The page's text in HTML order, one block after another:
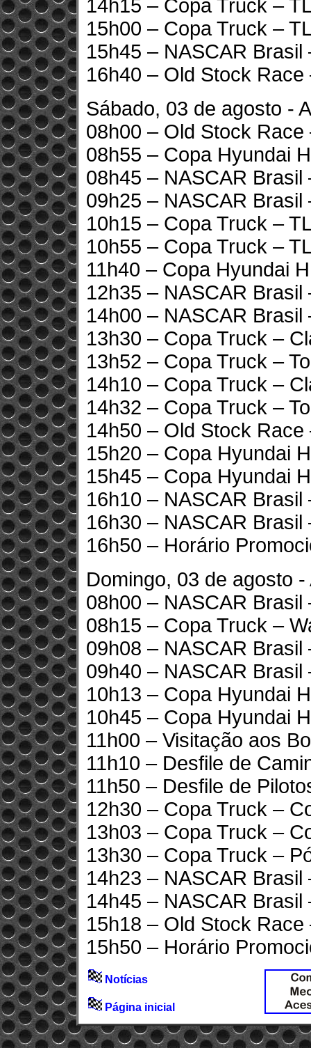
14h15 – Copa Truck –
15h00 – Copa Truck –
15h45 – NASCAR Brasil
16h40 – Old Stock Race
Sábado, 03 de agosto -
08h00 – Old Stock
08h55 – Copa Hyundai
08h45 – NASCAR Brasil
09h25 – NASCAR Brasil
10h15 – Copa Truck –
10h55 – Copa Truck –
11h40 – Copa Hyundai
12h35 – NASCAR Brasil
14h00 – NASCAR
13h30 – Copa Truck –
13h52 – Copa Truck –
14h10 – Copa Truck –
14h32 – Copa Truck –
14h50 – Old Stock Race
15h20 – Copa Hyundai
15h45 – Copa Hyundai
16h10 – NASCAR
16h30 – NASCAR
16h50 – Horário
Domingo, 03 de agosto
08h00 – NASCAR Brasil
08h15 – Copa Truck –
09h08 – NASCAR Brasil
09h40 – NASCAR Brasil
10h13 – Copa Hyundai
10h45 – Copa Hyundai
11h00 – Visitação aos
11h10 – Desfile de
11h50 – Desfile de
12h30 – Copa Truck –
13h03 – Copa Truck –
13h30 – Copa Truck –
14h23 – NASCAR Brasil
14h45 – NASCAR Brasil
15h18 – Old Stock Race
15h50 – Horário
Notícias
Página inicial